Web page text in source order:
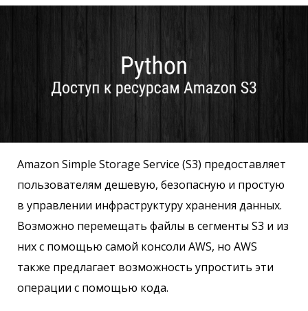
Amazon Simple Storage Service (S3) предоставляет
пользователям дешевую, безопасную и простую
в управлении инфраструктуру хранения данных.
Возможно перемещать файлы в сегменты S3 и из
них с помощью самой консоли AWS, но AWS
также предлагает возможность упростить эти
операции с помощью кода.